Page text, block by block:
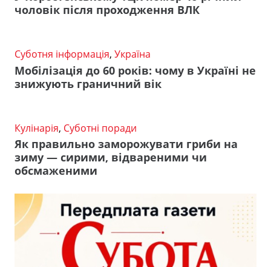
чоловік після проходження ВЛК
Суботня інформація, Україна
Мобілізація до 60 років: чому в Україні не
знижують граничний вік
Кулінарія, Суботні поради
Як правильно заморожувати гриби на
зиму — сирими, відвареними чи
обсмаженими